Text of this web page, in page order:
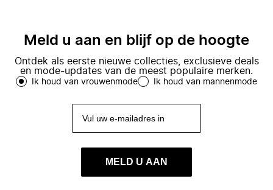
Meld u aan en blijf op de hoogte
Ontdek als eerste nieuwe collecties, exclusieve deals
en mode-updates van de meest populaire merken.
Ik houd van vrouwenmode Ik houd van mannenmode
MELD U AAN